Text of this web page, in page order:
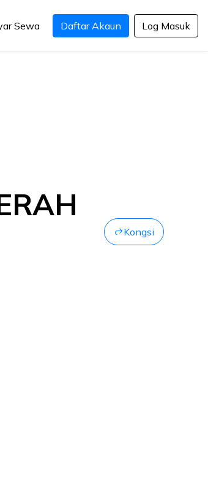
Sewa Daftar Akaun Log Masuk
Kongsi